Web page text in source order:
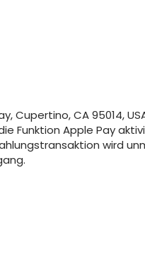
Cupertino, CA 95014,
Funktion Apple Pay
wird